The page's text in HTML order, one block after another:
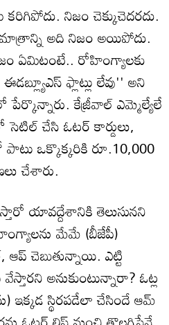
కరిగిపోదు. నిజం చెక్కుచెదరదు.
మాత్రాన్ని అది నిజం అయిపోదు.
ఏమిటంటే.. రోహింగ్యాలకు
ఫ్లాట్లు లేవు'' అని
పేర్కొన్నారు. కేజ్రీవాల్ ఎమ్మెల్యేలే
సెటిల్ చేసి ఓటర్ కార్డులు,
పాటు ఒక్కొక్కరికి రూ.10,000
చేశారు.
యావద్దేశానికి తెలుసునని
మేమే (బీజేపీ)
చెబుతున్నాయి. ఎట్టి
వేస్తారని అనుకుంటున్నారా? ఓట్ల
ఇక్కడ స్థిరపడేలా చేసిందే ఆమ్